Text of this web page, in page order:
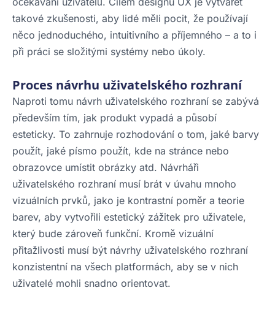
takové zkušenosti, aby lidé měli pocit, že používají
něco jednoduchého, intuitivního a příjemného – a to i
při práci se složitými systémy nebo úkoly.
Proces návrhu uživatelského rozhraní
Naproti tomu návrh uživatelského rozhraní se zabývá
především tím, jak produkt vypadá a působí
esteticky. To zahrnuje rozhodování o tom, jaké barvy
použít, jaké písmo použít, kde na stránce nebo
obrazovce umístit obrázky atd. Návrháři
uživatelského rozhraní musí brát v úvahu mnoho
vizuálních prvků, jako je kontrastní poměr a teorie
barev, aby vytvořili estetický zážitek pro uživatele,
který bude zároveň funkční. Kromě vizuální
přitažlivosti musí být návrhy uživatelského rozhraní
konzistentní na všech platformách, aby se v nich
uživatelé mohli snadno orientovat.